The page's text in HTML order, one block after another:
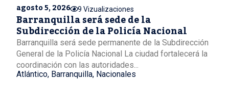
agosto 5, 2026 9 Vizualizaciones
Barranquilla será sede de la
Subdirección de la Policía Nacional
Barranquilla será sede permanente de la Subdirección
General de la Policía Nacional La ciudad fortalecerá la
coordinación con las autoridades...
Atlántico, Barranquilla, Nacionales